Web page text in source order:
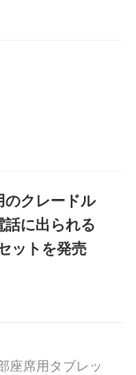
のクレードル
に出られる
ットを発売
座席用タブレッ